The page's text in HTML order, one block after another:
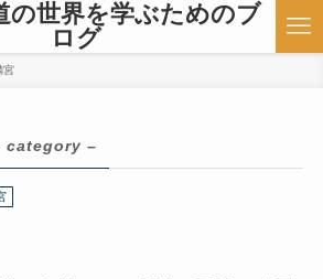
の世界を学ぶためのブ
ログ
宮
category –